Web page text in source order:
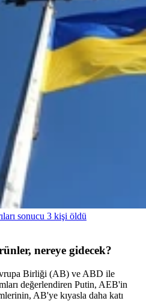
sonucu 3 kişi öldü
nereye gidecek?
Birliği (AB) ve ABD ile
değerlendiren Putin, AEB'in
AB'ye kıyasla daha katı